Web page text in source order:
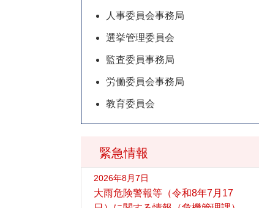
緊急情報
2026年8月7日
大雨危険警報等（令和8年7月17
人事委員会事務局
選挙管理委員会
監査委員事務局
労働委員会事務局
教育委員会